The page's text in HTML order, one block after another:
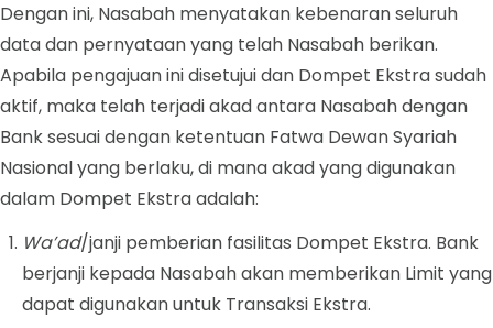
Dengan ini, Nasabah menyatakan kebenaran seluruh
data dan pernyataan yang telah Nasabah berikan.
Apabila pengajuan ini disetujui dan Dompet Ekstra sudah
aktif, maka telah terjadi akad antara Nasabah dengan
Bank sesuai dengan ketentuan Fatwa Dewan Syariah
Nasional yang berlaku, di mana akad yang digunakan
dalam Dompet Ekstra adalah:
Wa’ad/janji pemberian fasilitas Dompet Ekstra. Bank
berjanji kepada Nasabah akan memberikan Limit yang
dapat digunakan untuk Transaksi Ekstra.